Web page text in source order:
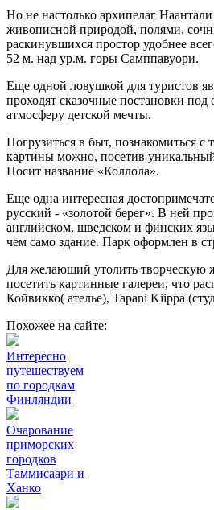
Но не настолько архипелаг
живописной природой, полями,
раскинувшихся простор удобнее
52 м. над ур.м. горы Самппавуори.
Еще одной ловушкой для туристов
проходят сказочные постановки
атмосферу детской мечты.
Погрузиться в быт, познакомиться
картины можно, посетив
Носит название «Коллола».
Еще одна интересная
русский - «золотой берег». В ней
английском, шведском и финских
чем само здание. Парк оформлен в
Для желающий утолить творческую
посетить картинные галереи, что
Койвикко( ателье), Tapani Kiippa
Похожее на сайте:
Интересно
путешествуем
по городкам
Финляндии
Очарование
приморских
городков
Таммисаари и
Ханко